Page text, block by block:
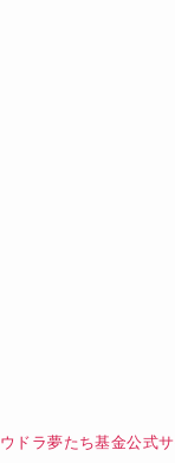
ウドラ夢たち基金公式サ